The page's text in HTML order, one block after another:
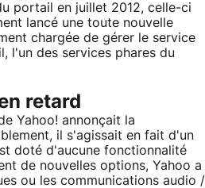
portail en juillet 2012, celle-ci
lancé une toute nouvelle
chargée de gérer le service
l'un des services phares du
retard
Yahoo! annonçait la
il s'agissait en fait d'un
doté d'aucune fonctionnalité
de nouvelles options, Yahoo a
ou les communications audio /